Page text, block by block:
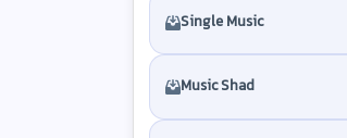
Single Music
Music Shad